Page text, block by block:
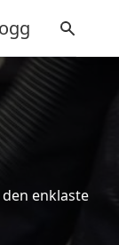
enklaste